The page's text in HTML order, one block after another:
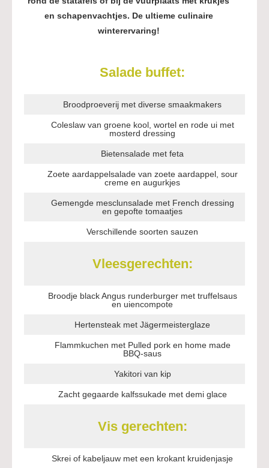
en schapenvachtjes. De ultieme culinaire
winterervaring!
Salade buffet:
Broodproeverij met diverse smaakmakers
Coleslaw van groene kool, wortel en rode ui met
mosterd dressing
Bietensalade met feta
Zoete aardappelsalade van zoete aardappel, sour
creme en augurkjes
Gemengde mesclunsalade met French dressing
en gepofte tomaatjes
Verschillende soorten sauzen
Vleesgerechten:
Broodje black Angus runderburger met truffelsaus
en uiencompote
Hertensteak met Jägermeisterglaze
Flammkuchen met Pulled pork en home made
BBQ-saus
Yakitori van kip
Zacht gegaarde kalfssukade met demi glace
Vis gerechten:
Skrei of kabeljauw met een krokant kruidenjasje